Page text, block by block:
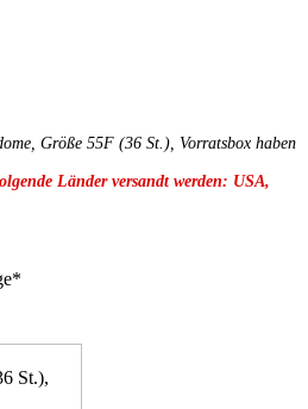
Größe 55F (36 St.), Vorratsbox haben
Länder versandt werden: USA,